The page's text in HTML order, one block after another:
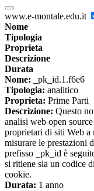
www.e-montale.edu.it
Nome
Tipologia
Proprieta
Descrizione
Durata
Nome: _pk_id.1.f6e6
Tipologia: analitico
Proprieta: Prime Parti
Descrizione: Questo
analisi web open
proprietari di siti Web a
misurare le prestazioni
prefisso _pk_id è
si ritiene sia un codice
cookie.
Durata: 1 anno